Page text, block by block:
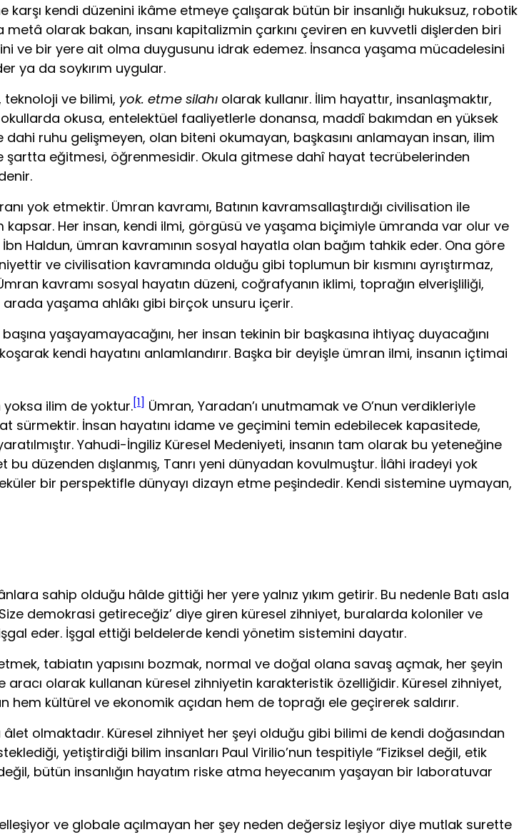
karşı kendi düzenini ikâme etmeye çalışarak bütün bir insanlığı hukuksuz, robotik
olarak bakan, insanı kapitalizmin çarkını çeviren en kuvvetli dişlerden biri
ve bir yere ait olma duygusunu idrak edemez. İnsanca yaşama mücadelesini
ya da soykırım uygular.
teknoloji ve bilimi, yok. etme silahı olarak kullanır. İlim hayattır, insanlaşmaktır,
okusa, entelektüel faaliyetlerle donansa, maddî bakımdan en yüksek
ruhu gelişmeyen, olan biteni okumayan, başkasını anlamayan insan, ilim
şartta eğitmesi, öğrenmesidir. Okula gitmese dahî ha­yat tecrübelerinden
yok etmektir. Ümran kavramı, Batının kavramsallaştırdığı civilisation ile
kapsar. Her insan, kendi ilmi, görgüsü ve yaşama biçimiyle ümranda var olur ve
Haldun, ümran kavramının sosyal hayatla olan bağım tahkik eder. Ona göre
ve civilisation kavramında olduğu gibi toplumun bir kıs­mını ayrıştırmaz,
kavramı sosyal hayatın düzeni, coğrafyanın iklimi, toprağın elverişliliği,
yaşama ahlâkı gibi birçok unsuru içerir.
yaşayamayacağını, her insan tekinin bir başkasına ihtiyaç duyacağını
kendi hayatını anlamlandırır. Başka bir deyişle ümran ilmi, insanın içtimai
yoksa ilim de yoktur.[1] Ümran, Yaradan’ı unutmamak ve O’nun verdikleriyle
sürmektir. İnsan hayatını idame ve geçimini temin edebilecek kapasi­tede,
Yahudi-İngiliz Küresel Medeniyeti, insanın tam olarak bu yeteneğine
düzenden dışlanmış, Tanrı yeni dünyadan kovulmuştur. İlâhi iradeyi yok
bir perspektifle dünyayı dizayn etme peşindedir. Kendi sistemine uymayan,
sahip olduğu hâlde gittiği her yere yalnız yıkım getirir. Bu nedenle Batı asla
demokrasi getireceğiz’ diye giren küresel zihniyet, buralarda koloniler ve
eder. İşgal ettiği beldelerde kendi yönetim sistemini dayatır.
tabiatın yapısını bozmak, normal ve doğal olana savaş açmak, her şeyin
olarak kullanan küresel zihniyetin karakteristik özelliğidir. Küresel zihniyet,
kültürel ve ekonomik açıdan hem de toprağı ele geçirerek saldırır.
olmaktadır. Küresel zihniyet her şeyi olduğu gibi bilimi de kendi doğasından
yetiştirdiği bilim insanları Paul Virilio’nun tespitiyle “Fiziksel değil, etik
bütün insanlığın hayatım riske atma heyecanım yaşayan bir laboratuvar
ve globale açılmayan her şey neden değersiz leşiyor diye mutlak surette